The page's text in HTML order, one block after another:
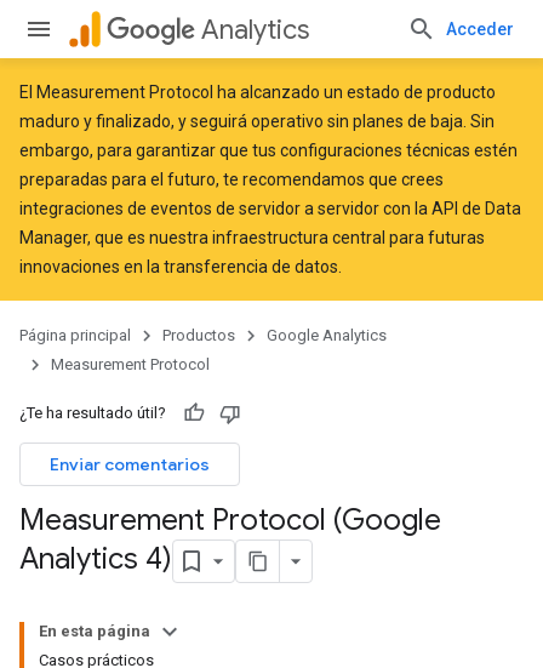
Analytics Acceder
El Measurement Protocol ha alcanzado un estado de producto
maduro y finalizado, y seguirá operativo sin planes de baja. Sin
embargo, para garantizar que tus configuraciones técnicas estén
preparadas para el futuro, te recomendamos que crees
integraciones de eventos de servidor a servidorcon la API de Data
Manager, que es nuestra infraestructura central para futuras
innovaciones en la transferencia de datos.
Página principal Productos
Google Analytics
Measurement Protocol
¿Te ha resultado útil?
Enviar comentarios
Measurement Protocol (Google
Analytics 4)
En esta página
Casos prácticos